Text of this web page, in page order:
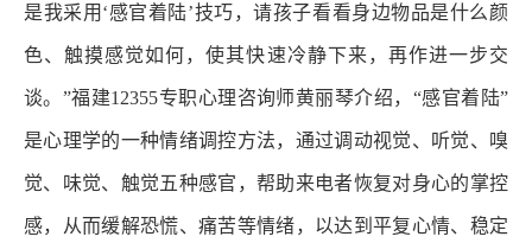
是我采用‘感官着陆’技巧，请孩子看看身边物品是什么颜
色、触摸感觉如何，使其快速冷静下来，再作进一步交
谈。”福建12355专职心理咨询师黄丽琴介绍，“感官着陆”
是心理学的一种情绪调控方法，通过调动视觉、听觉、嗅
觉、味觉、触觉五种感官，帮助来电者恢复对身心的掌控
感，从而缓解恐慌、痛苦等情绪，以达到平复心情、稳定